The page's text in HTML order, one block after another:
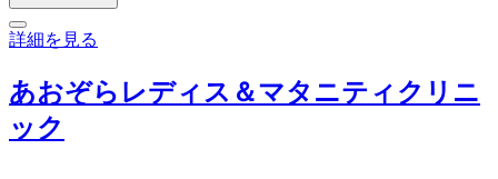
詳細を見る
あおぞらレディス＆マタニティクリニ
ック